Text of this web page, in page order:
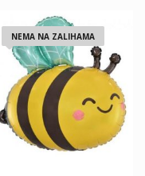
NEMA NA ZALIHAMA